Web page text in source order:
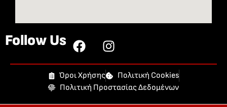
Follow Us
Όροι Χρήσης
Πολιτική Cookies
Πολιτική Προστασίας Δεδομένων